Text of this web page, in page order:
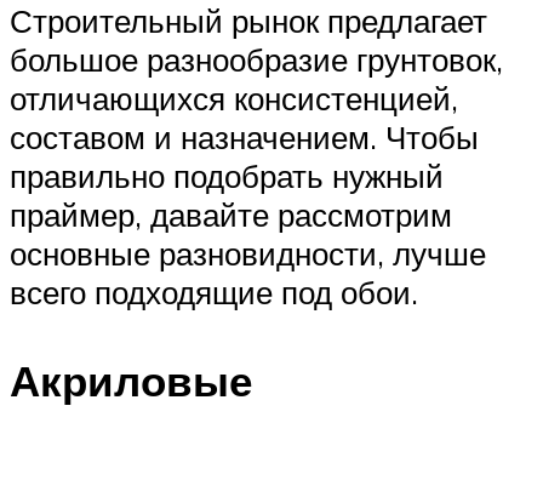
Строительный рынок предлагает
большое разнообразие грунтовок,
отличающихся консистенцией,
составом и назначением. Чтобы
правильно подобрать нужный
праймер, давайте рассмотрим
основные разновидности, лучше
всего подходящие под обои.
Акриловые